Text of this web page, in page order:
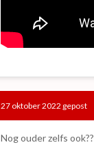
27 oktober 2022 gepost
Nog ouder zelfs ook??